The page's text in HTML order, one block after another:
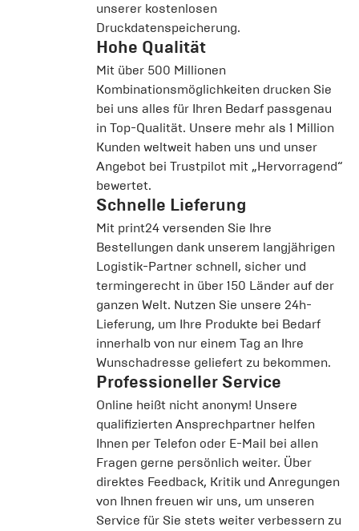
unserer kostenlosen
Druckdatenspeicherung.
Hohe Qualität
Mit über 500 Millionen
Kombinationsmöglichkeiten drucken Sie
bei uns alles für Ihren Bedarf passgenau
in Top-Qualität. Unsere mehr als 1 Million
Kunden weltweit haben uns und unser
Angebot bei Trustpilot mit „Hervorragend“
bewertet.
Schnelle Lieferung
Mit print24 versenden Sie Ihre
Bestellungen dank unserem langjährigen
Logistik-Partner schnell, sicher und
termingerecht in über 150 Länder auf der
ganzen Welt. Nutzen Sie unsere 24h-
Lieferung, um Ihre Produkte bei Bedarf
innerhalb von nur einem Tag an Ihre
Wunschadresse geliefert zu bekommen.
Professioneller Service
Online heißt nicht anonym! Unsere
qualifizierten Ansprechpartner helfen
Ihnen per Telefon oder E-Mail bei allen
Fragen gerne persönlich weiter. Über
direktes Feedback, Kritik und Anregungen
von Ihnen freuen wir uns, um unseren
Service für Sie stets weiter verbessern zu